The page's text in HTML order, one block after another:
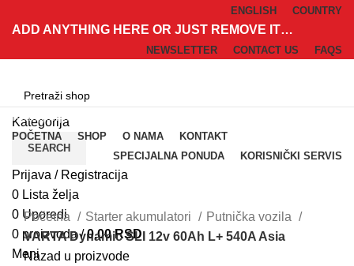
ENGLISH COUNTRY
ADD ANYTHING HERE OR JUST REMOVE IT…
NEWSLETTER CONTACT US FAQS
Kategorija
SEARCH
Prijava / Registracija
0 Lista želja
0 Uporedi
0 proizvoda / 0,00RSD
Meni
Kategorije
POČETNA SHOP O NAMA
KONTAKT
SPECIJALNA PONUDA
KORISNIČKI SERVIS
Klik za uvećanje
Početna
Starter akumulatori
Putnička vozila
VARTA Dynamic SLI 12v 60Ah L+ 540A Asia
Nazad u proizvode